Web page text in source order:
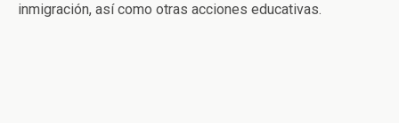
inmigración, así como otras acciones educativas.